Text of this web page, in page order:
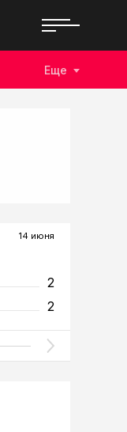
Еще
14 июня
2
2